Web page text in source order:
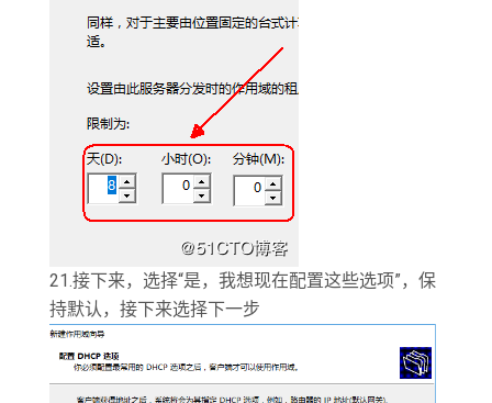
21.接下来，选择“是，我想现在配置这些选项”，保
持默认，接下来选择下一步